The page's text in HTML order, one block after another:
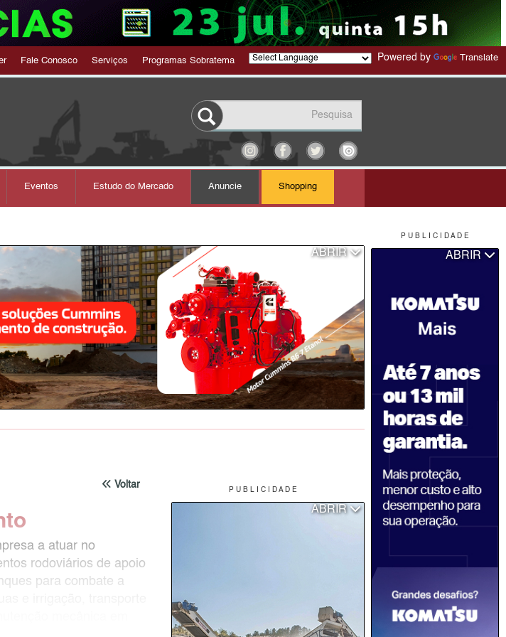
P U B L I C I D A D E
ABRIR
Fale Conosco Serviços Programas Sobratema Powered by Translate
Eventos Estudo do Mercado Anuncie Shopping
ABRIR
Voltar
a atuar no
rodoviários de apoio
para combate a
P U B L I C I D A D E
ABRIR